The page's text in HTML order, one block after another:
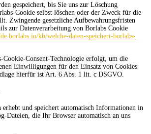
gespeichert, bis Sie uns zur Löschung
Cookie selbst löschen oder der Zweck für die
Zwingende gesetzliche Aufbewahrungsfristen
zur Datenverarbeitung von Borlabs Cookie
kb/welche-daten-speichert-borlabs-
Cookie-Consent-Technologie erfolgt, um die
Einwilligungen für den Einsatz von Cookies
hierfür ist Art. 6 Abs. 1 lit. c DSGVO.
und speichert automatisch Informationen in
Dateien, die Ihr Browser automatisch an uns